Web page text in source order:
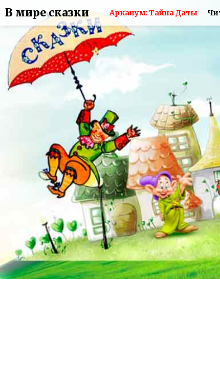
В мире сказки Арканум: Тайна Даты